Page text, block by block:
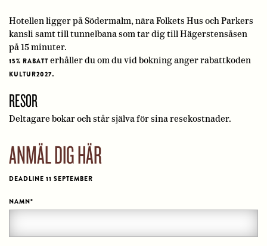
Hotellen ligger på Södermalm, nära Folkets Hus och Parkers
kansli samt till tunnelbana som tar dig till Hägerstensåsen
på 15 minuter.
15% RABATT erhåller du om du vid bokning anger rabattkoden
KULTUR2027.
RESOR
Deltagare bokar och står själva för sina resekostnader.
ANMÄL DIG HÄR
DEADLINE 11 SEPTEMBER
NAMN*